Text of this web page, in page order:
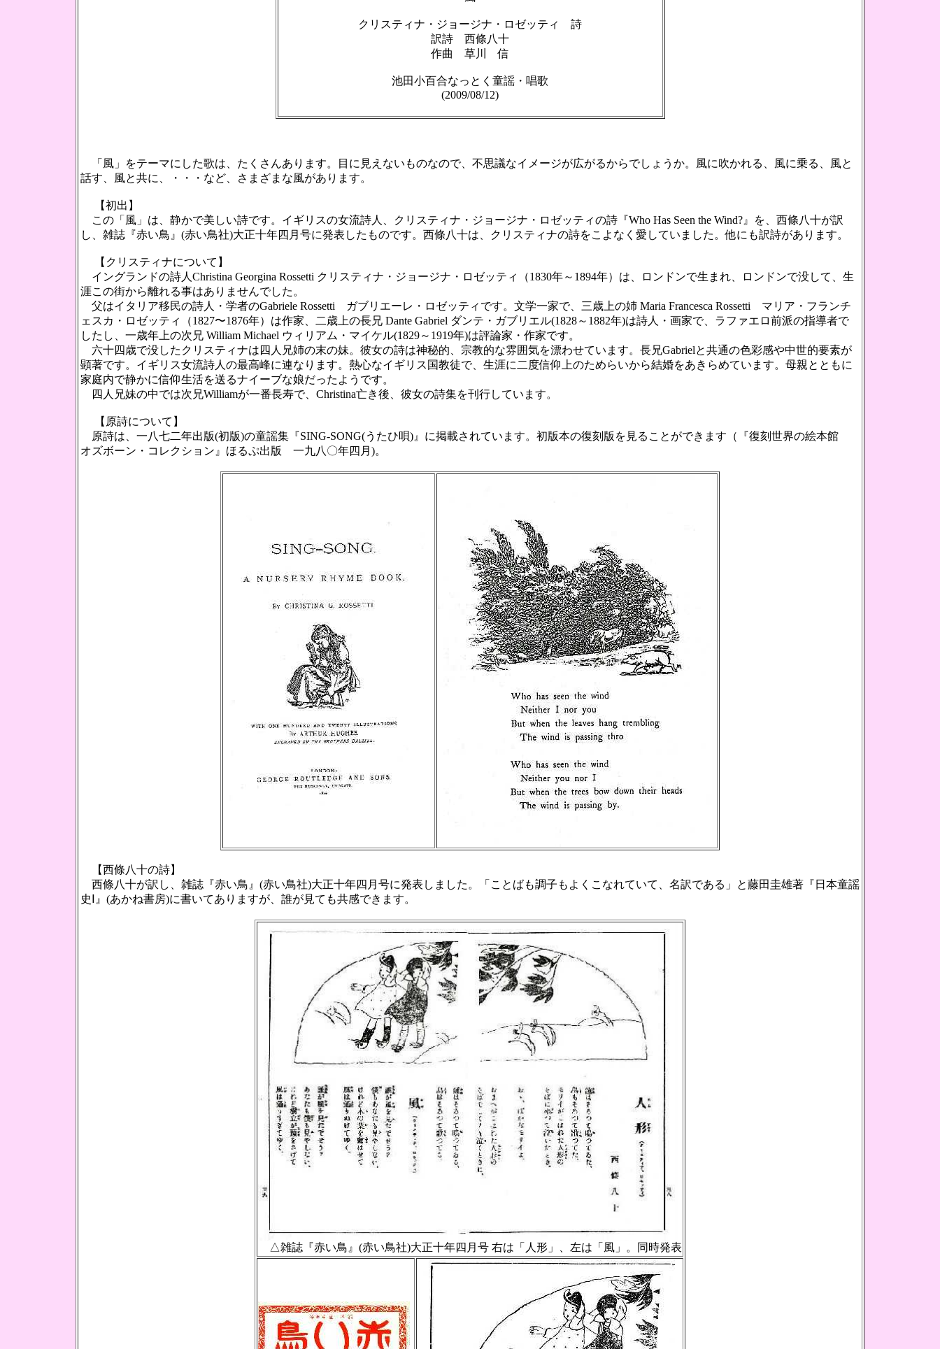
クリスティナ・ジョージナ・ロゼッティ 詩
訳詩 西條八十
作曲 草川 信
池田小百合なっとく童謡・唱歌
(2009/08/12)
「風」をテーマにした歌は、たくさんあります。目に見えないものなので、不思議なイメージが広がるからでしょうか。風に吹かれる、風に乗る、風と
話す、風と共に、・・・など、さまざまな風があります。
【初出】
この「風」は、静かで美しい詩です。イギリスの女流詩人、クリスティナ・ジョージナ・ロゼッティの詩『Who Has Seen the Wind?』を、西條八十が訳
し、雑誌『赤い鳥』(赤い鳥社)大正十年四月号に発表したものです。西條八十は、クリスティナの詩をこよなく愛していました。他にも訳詩があります。
【クリスティナについて】
イングランドの詩人Christina Georgina Rossetti クリスティナ・ジョージナ・ロゼッティ（1830年～1894年）は、ロンドンで生まれ、ロンドンで没して、生
涯この街から離れる事はありませんでした。
父はイタリア移民の詩人・学者のGabriele Rossetti ガブリエーレ・ロゼッティです。文学一家で、三歳上の姉 Maria Francesca Rossetti マリア・フランチ
ェスカ・ロゼッティ（1827〜1876年）は作家、二歳上の長兄 Dante Gabriel ダンテ・ガブリエル(1828～1882年)は詩人・画家で、ラファエロ前派の指導者で
したし、一歳年上の次兄 William Michael ウィリアム・マイケル(1829～1919年)は評論家・作家です。
六十四歳で没したクリスティナは四人兄姉の末の妹。彼女の詩は神秘的、宗教的な雰囲気を漂わせています。長兄Gabrielと共通の色彩感や中世的要素が
顕著です。イギリス女流詩人の最高峰に連なります。熱心なイギリス国教徒で、生涯に二度信仰上のためらいから結婚をあきらめています。母親とともに
家庭内で静かに信仰生活を送るナイーブな娘だったようです。
四人兄妹の中では次兄Williamが一番長寿で、Christina亡き後、彼女の詩集を刊行しています。
【原詩について】
原詩は、一八七二年出版(初版)の童謡集『SING-SONG(うたひ唄)』に掲載されています。初版本の復刻版を見ることができます（『復刻世界の絵本館
オズボーン・コレクション』ほるぷ出版 一九八〇年四月)。
【西條八十の詩】
西條八十が訳し、雑誌『赤い鳥』(赤い鳥社)大正十年四月号に発表しました。「ことばも調子もよくこなれていて、名訳である」と藤田圭雄著『日本童謡
史Ⅰ』(あかね書房)に書いてありますが、誰が見ても共感できます。
△雑誌『赤い鳥』(赤い鳥社)大正十年四月号 右は「人形」、左は「風」。同時発表